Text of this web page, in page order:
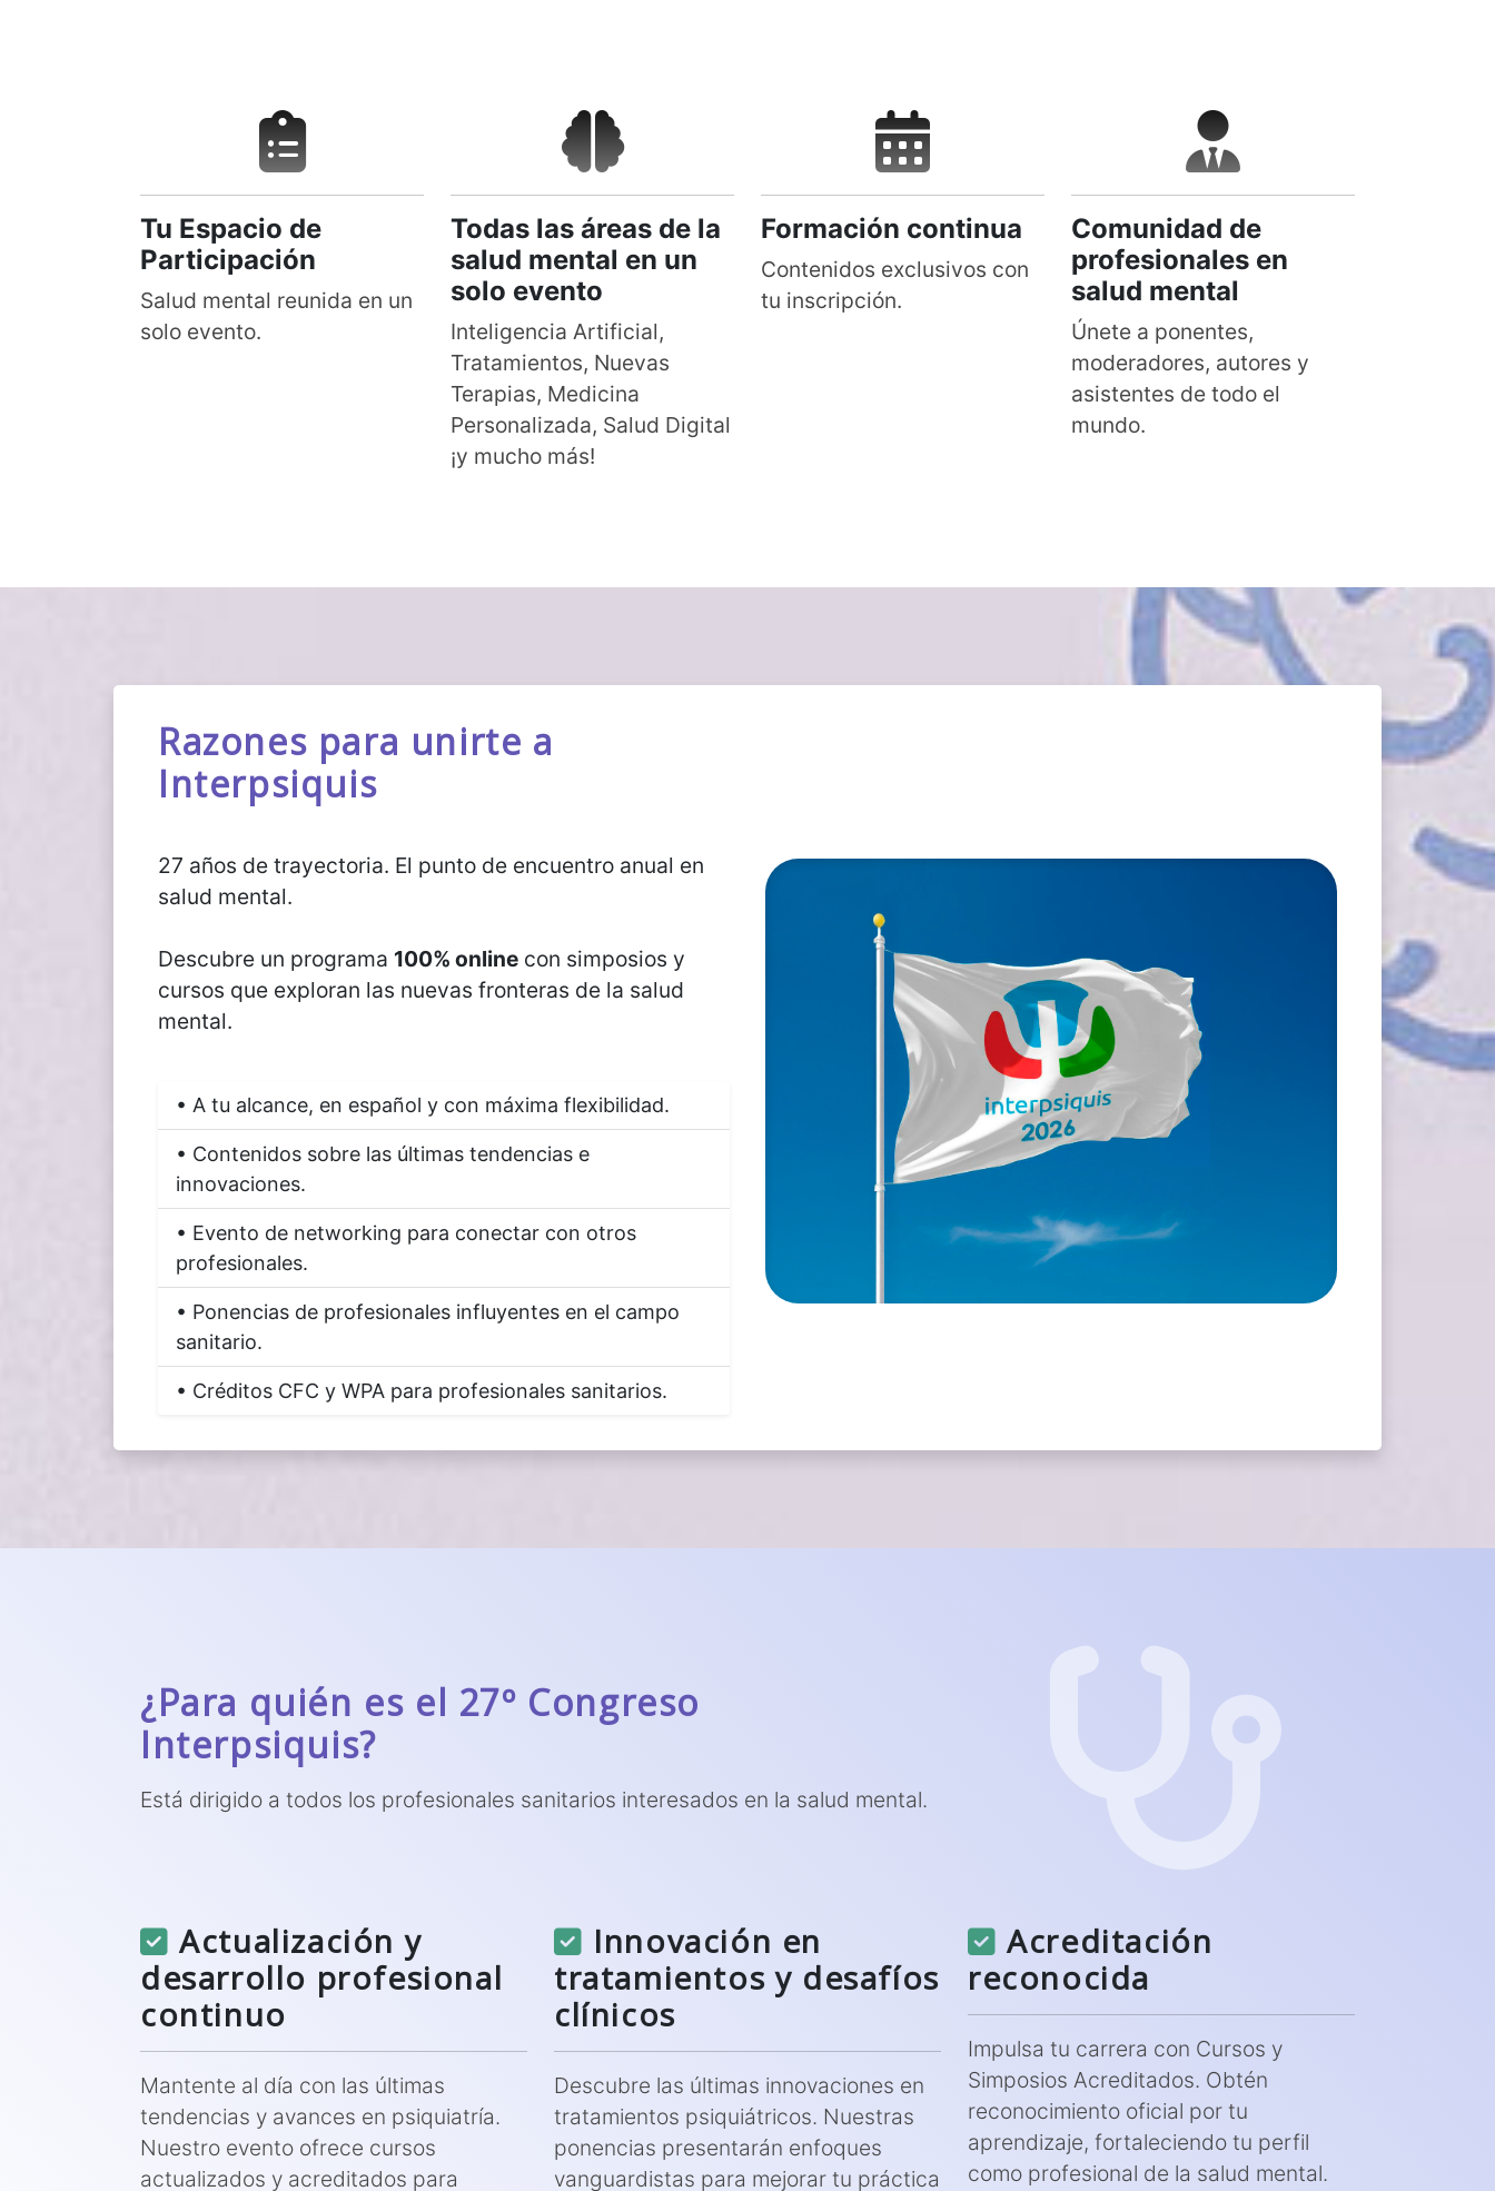
Tu Espacio de
Participación
Salud mental reunida en un
solo evento.
Todas las áreas de la
salud mental en un
solo evento
Inteligencia Artificial,
Tratamientos, Nuevas
Terapias, Medicina
Personalizada, Salud Digital
¡y mucho más!
Formación continua
Contenidos exclusivos con
tu inscripción.
Comunidad de
profesionales en
salud mental
Únete a ponentes,
moderadores, autores y
asistentes de todo el
mundo.
Razones para unirte a
Interpsiquis
27 años de trayectoria. El punto de encuentro anual en
salud mental.
Descubre un programa 100% online con simposios y
cursos que exploran las nuevas fronteras de la salud
mental.
• A tu alcance, en español y con máxima flexibilidad.
• Contenidos sobre las últimas tendencias e
innovaciones.
• Evento de networking para conectar con otros
profesionales.
• Ponencias de profesionales influyentes en el campo
sanitario.
• Créditos CFC y WPA para profesionales sanitarios.
¿Para quién es el 27º Congreso
Interpsiquis?
Está dirigido a todos los profesionales sanitarios interesados en la salud mental.
Actualización y
desarrollo profesional
continuo
Mantente al día con las últimas
tendencias y avances en psiquiatría.
Nuestro evento ofrece cursos
actualizados y acreditados para
Innovación en
tratamientos y desafíos
clínicos
Descubre las últimas innovaciones en
tratamientos psiquiátricos. Nuestras
ponencias presentarán enfoques
vanguardistas para mejorar tu práctica
Acreditación
reconocida
Impulsa tu carrera con Cursos y
Simposios Acreditados. Obtén
reconocimiento oficial por tu
aprendizaje, fortaleciendo tu perfil
como profesional de la salud mental.